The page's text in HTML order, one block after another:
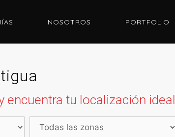
NOSOTROS PORTFOLIO
encuentra tu localización ideal